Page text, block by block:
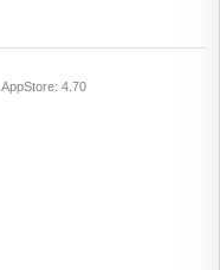
AppStore: 4.70